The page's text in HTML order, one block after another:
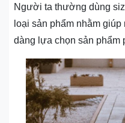
Người ta thường dùng
loại sản phẩm nhằm
dàng lựa chọn sản phẩm